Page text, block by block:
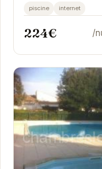
piscine internet
224€ /